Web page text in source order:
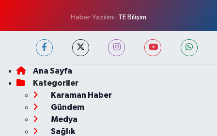
Haber Yazılımı: TE Bilişim
Ana Sayfa
Kategoriler
Karaman Haber
Gündem
Medya
Sağlık